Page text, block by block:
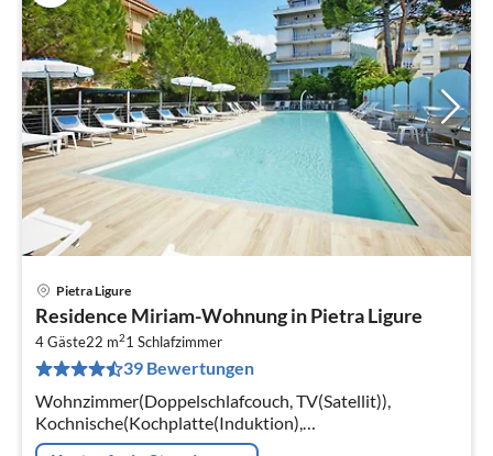
Pietra Ligure
Residence Miriam-Wohnung in Pietra Ligure
4 Gäste22 m21 Schlafzimmer
39 Bewertungen
Wohnzimmer(Doppelschlafcouch, TV(Satellit)),
Kochnische(Kochplatte(Induktion),
Kühl-/Gefrierkombination), Schlafzimmer(Doppelbett)